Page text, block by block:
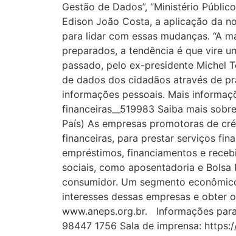
Gestão de Dados”, “Ministério
Edison João Costa, a aplicação da
para lidar com essas mudanças. “A
preparados, a tendência é que vire
passado, pelo ex-presidente Michel
de dados dos cidadãos através de
informações pessoais. Mais
financeiras__519983 Saiba mais
País) As empresas promotoras de
financeiras, para prestar serviços
empréstimos, financiamentos e
sociais, como aposentadoria e
consumidor. Um segmento
interesses dessas empresas e obter
www.aneps.org.br. Informações
98447 1756 Sala de imprensa: